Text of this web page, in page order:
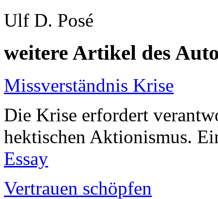
Ulf D. Posé
weitere Artikel des
Missverständnis Krise
Die Krise erfordert
hektischen Aktionismus.
Essay
Vertrauen schöpfen